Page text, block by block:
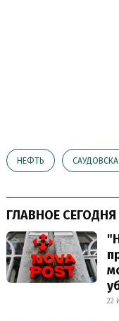
НЕФТЬ
ГЛАВНОЕ СЕГОДНЯ
22